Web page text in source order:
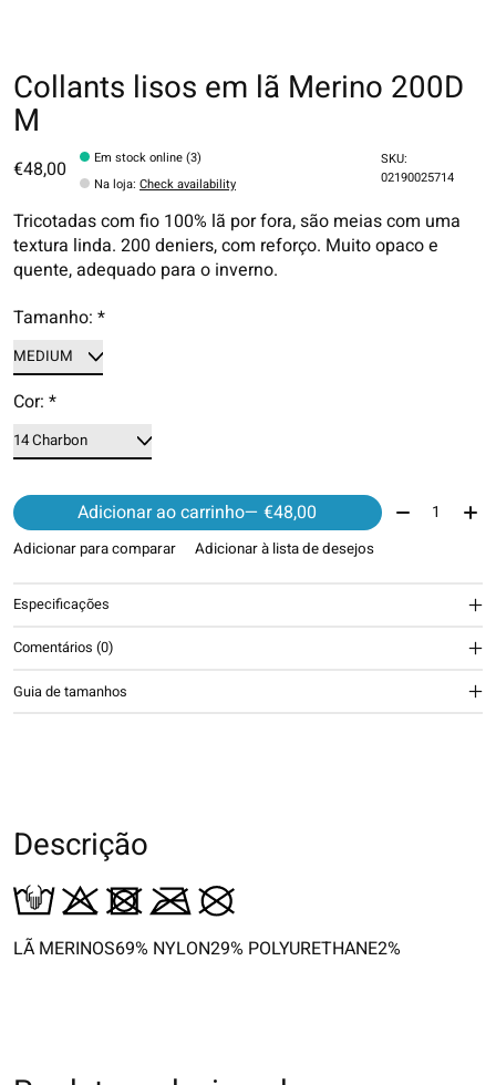
Collants lisos em lã Merino 200D
M
€48,00
Em stock online (3)
Na loja:Check availability
SKU:
02190025714
Tricotadas com fio 100% lã por fora, são meias com uma
textura linda. 200 deniers, com reforço. Muito opaco e
quente, adequado para o inverno.
Tamanho: *
Cor: *
Adicionar ao carrinho — €48,00 Quantidade:
Adicionar para comparar Adicionar à lista de desejos
Especificações
Comentários (0)
Guia de tamanhos
Descrição
LÃ MERINOS69% NYLON29% POLYURETHANE2%